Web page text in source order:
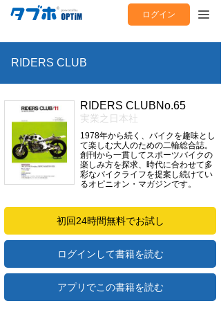
ログイン
RIDERS CLUB
RIDERS CLUBNo.65
実業之日本社
1978年から続く、バイクを趣味とし
て楽しむ大人のための二輪総合誌。
創刊から一貫してスポーツバイクの
楽しみ方を探求、時代に合わせて多
彩なバイクライフを提案し続けてい
るオピニオン・マガジンです。
初回24時間無料でお試し
ログインして書籍を読む
アプリでこの書籍を読む